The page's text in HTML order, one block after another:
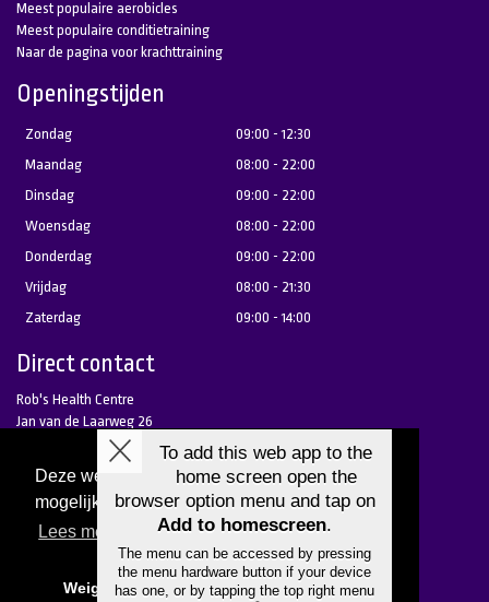
Deze website gebruikt cookies om u de best
mogelijke gebruikerservaring te bieden.
Lees meer
Weiger cookies Cookies toestaan
Meest populaire aerobicles
Meest populaire conditietraining
Naar de pagina voor krachttraining
Openingstijden
Zondag
09:00 - 12:30
Maandag
08:00 - 22:00
Dinsdag
09:00 - 22:00
Woensdag
08:00 - 22:00
Donderdag
09:00 - 22:00
Vrijdag
08:00 - 21:30
Zaterdag
09:00 - 14:00
Direct contact
Rob's Health Centre
Jan van de Laarweg 26
2678 LH De Lier
Telefoon 0174 - 517 250
receptie@robshealthcentre.nl
Bezoek onze Facebook pagina!
Bezoek onze Instagram pagina!